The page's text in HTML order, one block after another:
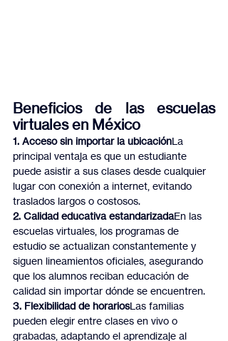
Beneficios de las escuelas
virtuales en México
1. Acceso sin importar la ubicaciónLa
principal ventaja es que un estudiante
puede asistir a sus clases desde cualquier
lugar con conexión a internet, evitando
traslados largos o costosos.
2. Calidad educativa estandarizadaEn las
escuelas virtuales, los programas de
estudio se actualizan constantemente y
siguen lineamientos oficiales, asegurando
que los alumnos reciban educación de
calidad sin importar dónde se encuentren.
3. Flexibilidad de horariosLas familias
pueden elegir entre clases en vivo o
grabadas, adaptando el aprendizaje al